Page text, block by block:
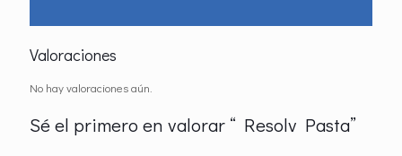
Valoraciones
No hay valoraciones aún.
Sé el primero en valorar “ Resolv Pasta”